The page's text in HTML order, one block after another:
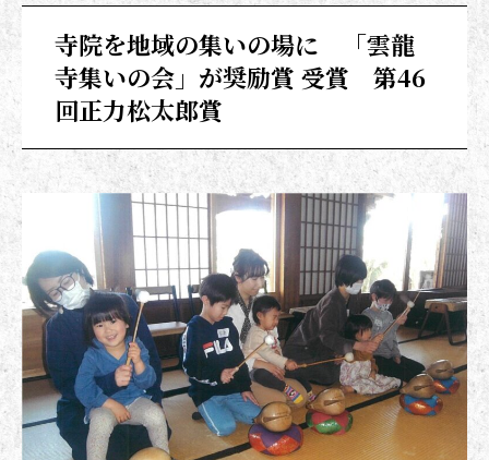
寺院を地域の集いの場に 「雲龍
寺集いの会」が奨励賞 受賞 第46
回正力松太郎賞